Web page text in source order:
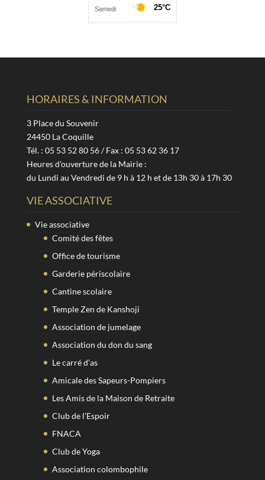
HORAIRES & INFORMATION
3 Place du Souvenir
24450 La Coquille
Tél. : 05 53 52 80 56 / Fax : 05 53 62 36 17
Heures d’ouverture de la Mairie :
du Lundi au Vendredi de 9 h à 12 h et de 13h 30 à 17h 30
VIE ASSOCIATIVE
Vie associative
Comité des fêtes
Office de tourisme
Garderie périscolaire
Cantine scolaire
Temple Zen de Kanshoji
Association de jumelage
Association du don du sang
Le carré d’as
Amicale des Sapeurs-Pompiers
Les Amis de la Maison de Retraite
Club de l’Espoir
FNACA
Club de Yoga
Association colombophile